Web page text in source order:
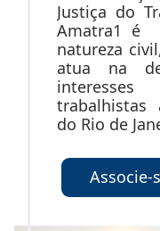
Justiça do
Amatra1
natureza
atua na
trabalhistas
do Rio de
Associe-